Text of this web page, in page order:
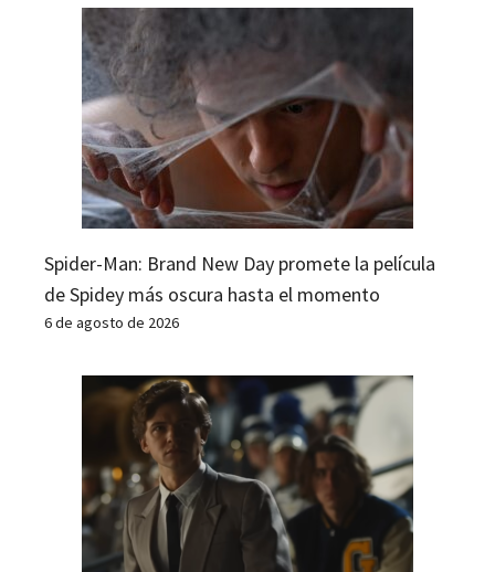
Spider-Man: Brand New Day promete la película
de Spidey más oscura hasta el momento
6 de agosto de 2026